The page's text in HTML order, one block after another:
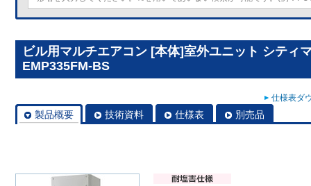
ビル用マルチエアコン [本体]室外ユニット シティ
EMP335FM-BS
仕様表ダ
製品概要 技術資料 仕様表 別売品